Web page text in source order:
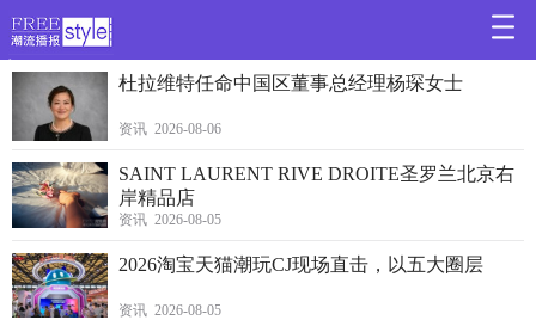
>
杜拉维特任命中国区董事总经理杨琛女士
资讯 2026-08-06
SAINT LAURENT RIVE DROITE圣罗兰北京右
岸精品店
资讯 2026-08-05
2026淘宝天猫潮玩CJ现场直击，以五大圈层
资讯 2026-08-05